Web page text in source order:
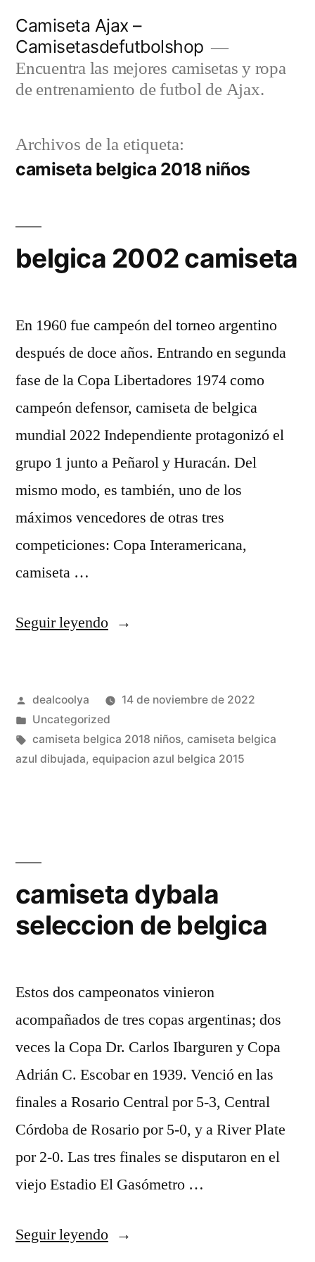
contenido
Camiseta Ajax –
Camisetasdefutbolshop
Encuentra las mejores camisetas y ropa
de entrenamiento de futbol de Ajax.
Archivos de la etiqueta:
camiseta belgica 2018 niños
belgica 2002 camiseta
En 1960 fue campeón del torneo argentino
después de doce años. Entrando en segunda
fase de la Copa Libertadores 1974 como
campeón defensor, camiseta de belgica
mundial 2022 Independiente protagonizó el
grupo 1 junto a Peñarol y Huracán. Del
mismo modo, es también, uno de los
máximos vencedores de otras tres
competiciones: Copa Interamericana,
camiseta …
Seguir leyendo«belgica
Publicado
por
dealcoolya
14 de noviembre de 2022
Publicado
en
Uncategorized
Etiquetas:
camiseta belgica 2018 niños, camiseta belgica
azul dibujada, equipacion azul belgica 2015
camiseta dybala
seleccion de belgica
Estos dos campeonatos vinieron
acompañados de tres copas argentinas; dos
veces la Copa Dr. Carlos Ibarguren y Copa
Adrián C. Escobar en 1939. Venció en las
finales a Rosario Central por 5-3, Central
Córdoba de Rosario por 5-0, y a River Plate
por 2-0. Las tres finales se disputaron en el
viejo Estadio El Gasómetro …
Seguir leyendo«camiseta